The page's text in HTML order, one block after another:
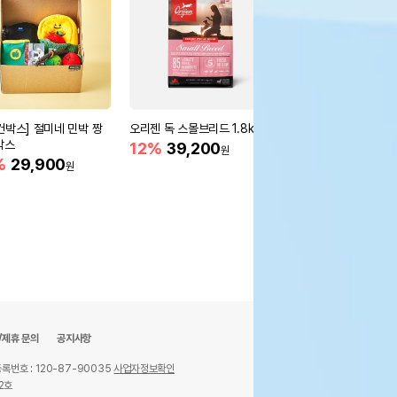
박스] 절미네 민박 짱
스
29,900원
오리젠 독 스몰브리드 1.8kg
12% 39,200원
휴 문의 공지사항
록번호 : 120-87-90035사업자정보확인
호